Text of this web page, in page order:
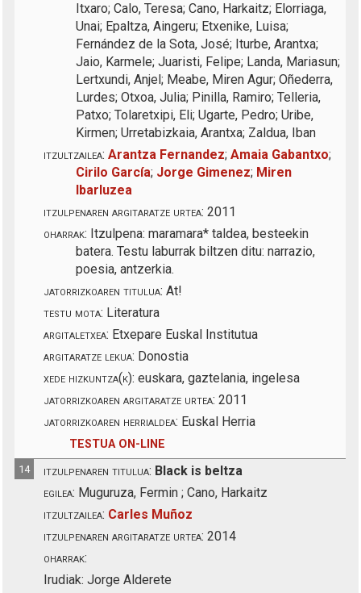
Itxaro; Calo, Teresa; Cano, Harkaitz; Elorriaga,
Unai; Epaltza, Aingeru; Etxenike, Luisa;
Fernández de la Sota, José; Iturbe, Arantxa;
Jaio, Karmele; Juaristi, Felipe; Landa, Mariasun;
Lertxundi, Anjel; Meabe, Miren Agur; Oñederra,
Lurdes; Otxoa, Julia; Pinilla, Ramiro; Telleria,
Patxo; Tolaretxipi, Eli; Ugarte, Pedro; Uribe,
Kirmen; Urretabizkaia, Arantxa; Zaldua, Iban
itzultzailea: Arantza Fernandez;Amaia Gabantxo;
Cirilo García; Jorge Gimenez; Miren
Ibarluzea
itzulpenaren argitaratze urtea: 2011
oharrak: Itzulpena: maramara* taldea, besteekin
batera. Testu laburrak biltzen ditu: narrazio,
poesia, antzerkia.
jatorrizkoaren titulua: At!
testu mota: Literatura
argitaletxea: Etxepare Euskal Institutua
argitaratze lekua: Donostia
xede hizkuntza(k): euskara, gaztelania, ingelesa
jatorrizkoaren argitaratze urtea: 2011
jatorrizkoaren herrialdea: Euskal Herria
TESTUA ON-LINE
14 itzulpenaren titulua: Black is beltza
egilea: Muguruza, Fermin ; Cano, Harkaitz
itzultzailea: Carles Muñoz
itzulpenaren argitaratze urtea: 2014
oharrak:
Irudiak: Jorge Alderete